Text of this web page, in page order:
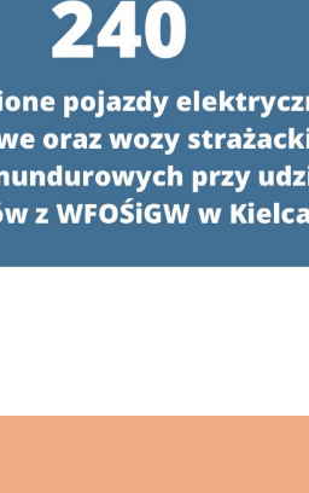
Programu„Czyste
dofinansowania i